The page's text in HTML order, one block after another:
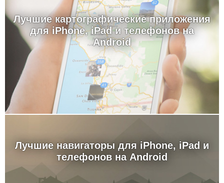
Лучшие картографические приложения
для iPhone, iPad и телефонов на
Android
Лучшие навигаторы для iPhone, iPad и
телефонов на Android